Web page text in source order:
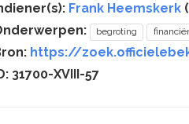
Frank Heemskerk
begroting
https://
31700-XVIII-57